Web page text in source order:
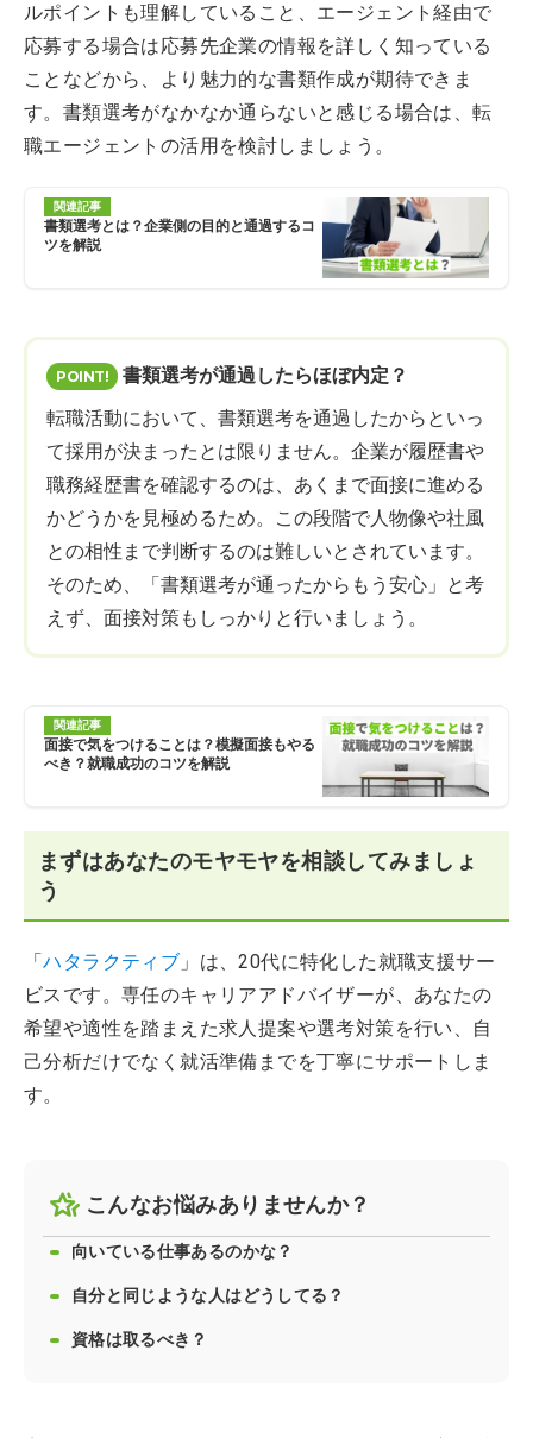
ルポイントも理解していること、エージェント経由で
応募する場合は応募先企業の情報を詳しく知っている
ことなどから、より魅力的な書類作成が期待できま
す。書類選考がなかなか通らないと感じる場合は、転
職エージェントの活用を検討しましょう。
関連記事
書類選考とは？企業側の目的と通過するコ
ツを解説
書類選考が通過したらほぼ内定？
転職活動において、書類選考を通過したからといっ
て採用が決まったとは限りません。企業が履歴書や
職務経歴書を確認するのは、あくまで面接に進める
かどうかを見極めるため。この段階で人物像や社風
との相性まで判断するのは難しいとされています。
そのため、「書類選考が通ったからもう安心」と考
えず、面接対策もしっかりと行いましょう。
関連記事
面接で気をつけることは？模擬面接もやる
べき？就職成功のコツを解説
まずはあなたのモヤモヤを相談してみましょ
う
「ハタラクティブ 」は、20代に特化した就職支援サー
ビスです。専任のキャリアアドバイザーが、あなたの
希望や適性を踏まえた求人提案や選考対策を行い、自
己分析だけでなく就活準備までを丁寧にサポートしま
す。
こんなお悩みありませんか？
向いている仕事あるのかな？
自分と同じような人はどうしてる？
資格は取るべき？